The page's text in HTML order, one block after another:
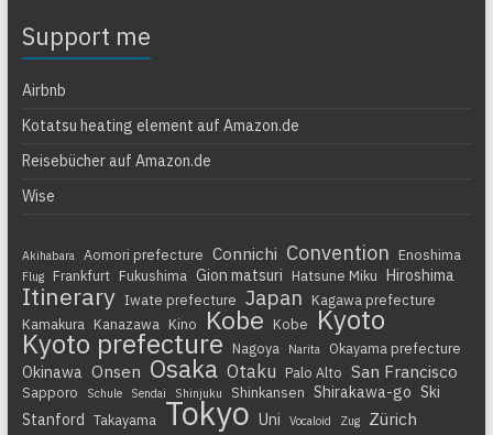
Support me
Airbnb
Kotatsu heating element auf Amazon.de
Reisebücher auf Amazon.de
Wise
Akihabara Aomori prefecture Connichi Convention Enoshima
Flug Frankfurt Fukushima Gion matsuri Hatsune Miku Hiroshima
Itinerary Iwate prefecture Japan
Kagawa prefecture
Kamakura
Kanazawa Kino Kobe Kobe Kyoto
Kyoto prefecture Nagoya Narita Okayama prefecture
Okinawa Onsen Osaka Otaku Palo Alto San Francisco
Sapporo Schule Sendai Shinjuku Shinkansen Shirakawa-go Ski
Stanford Takayama Tokyo Uni Vocaloid Zug Zürich